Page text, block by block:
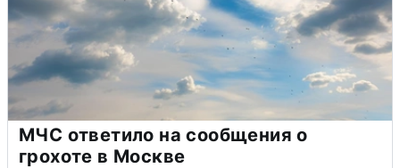
МЧС ответило на сообщения о
грохоте в Москве